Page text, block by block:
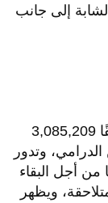
إلى جانب
أما فيلم أسد فجاء في المركز الثالث محققًا 3,085,209
وتدور
أجل البقاء
ويظهر